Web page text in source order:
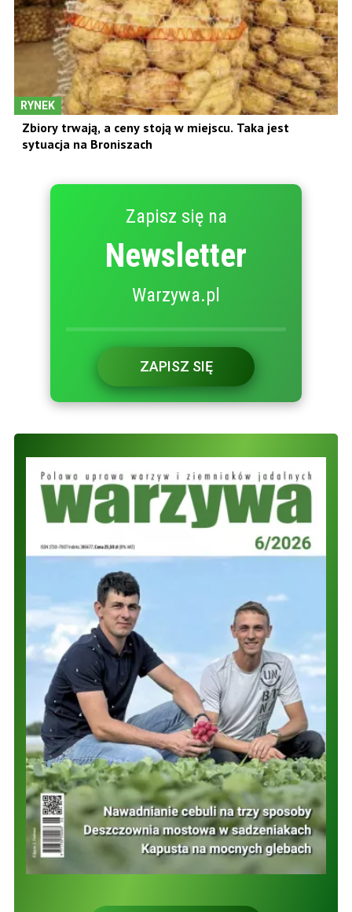
RYNEK
Zbiory trwają, a ceny stoją w miejscu. Taka jest
sytuacja na Broniszach
Zapisz się na
Newsletter
Warzywa.pl
ZAPISZ SIĘ